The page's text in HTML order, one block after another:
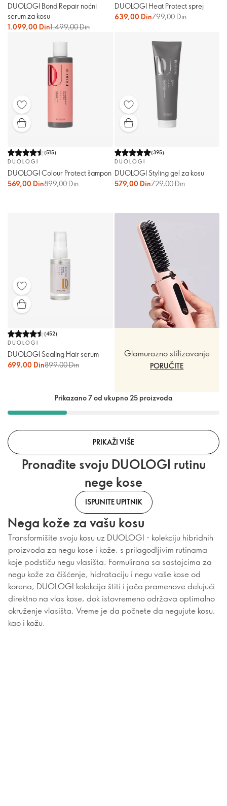
DUOLOGI Bond Repair noćni
serum za kosu
1.099,00 Din1.499,00 Din
DUOLOGI Heat Protect sprej
639,00 Din799,00 Din
(515)
DUOLOGI
DUOLOGI Colour Protect šampon
569,00 Din899,00 Din
(395)
DUOLOGI
DUOLOGI Styling gel za kosu
579,00 Din729,00 Din
(452)
DUOLOGI
DUOLOGI Sealing Hair serum
699,00 Din899,00 Din
Glamurozno stilizovanje
PORUČITE
Prikazano 7 od ukupno 25 proizvoda
PRIKAŽI VIŠE
Pronađite svoju DUOLOGI rutinu
nege kose
ISPUNITE UPITNIK
Nega kože za vašu kosu
Transformišite svoju kosu uz DUOLOGI - kolekciju hibridnih
proizvoda za negu kose i kože, s prilagodljivim rutinama
koje podstiču negu vlasišta. Formulirana sa sastojcima za
negu kože za čišćenje, hidrataciju i negu vaše kose od
korena, DUOLOGI kolekcija štiti i jača pramenove delujući
direktno na vlas kose, dok istovremeno održava optimalno
okruženje vlasišta. Vreme je da počnete da negujute kosu,
kao i kožu.